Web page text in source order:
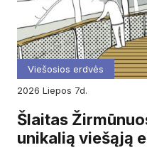
Viešosios erdvės
2026
liepos 7d.
Šlaitas
unikalią viešąją